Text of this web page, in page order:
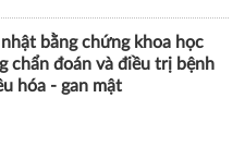
bằng chứng khoa học
chẩn đoán và điều trị bệnh
hóa - gan mật